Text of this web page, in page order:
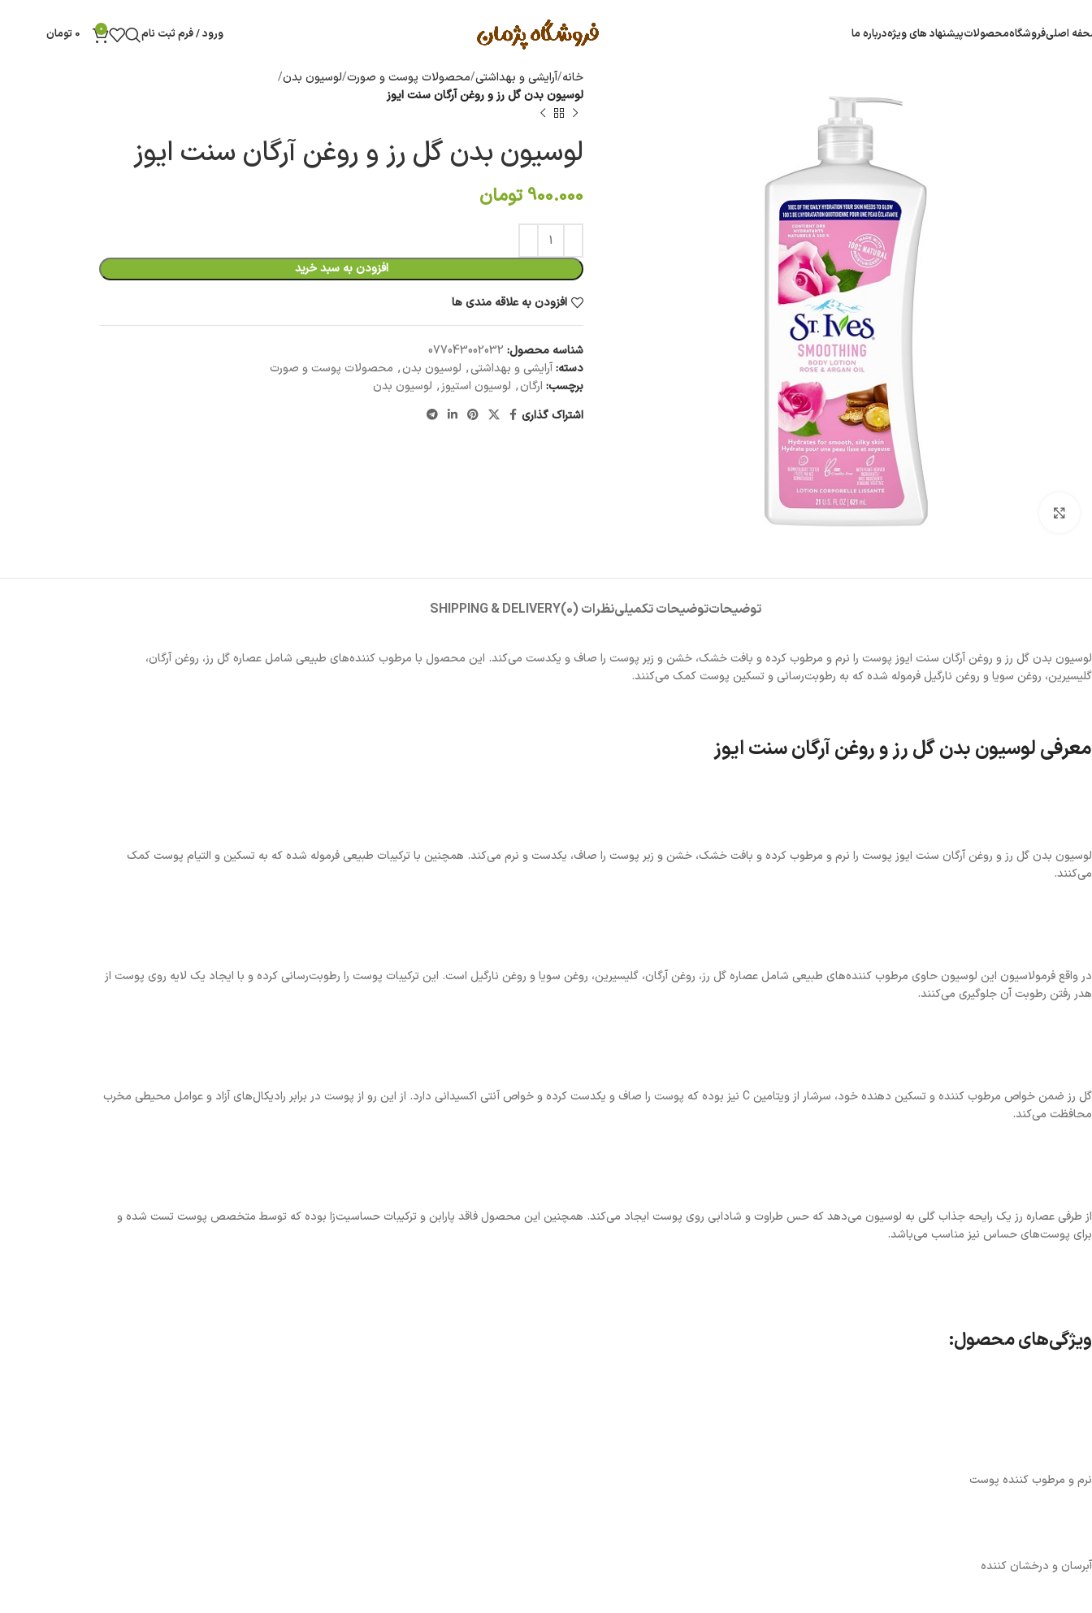
اصلیفروشگاهمحصولات
کیندر
خوراکی
نودل
نودل
تندومی
آدامس
فایو
تریدنت
پیشنهاد های ویژهدرباره ما ورود / فرم ثبت نام 0
0 تومان
خانه آرایشی و بهداشتی محصولات پوست و صورت لوسیون بدن
لوسیون بدن گل رز و روغن آرگان سنت ایوز
لوسیون بدن گل رز و روغن آرگان سنت ایوز
900.000 تومان
افزودن به سبد خرید
افزودن به علاقه مندی ها
شناسه محصول: 077043002032
دسته:آرایشی و بهداشتی, لوسیون بدن, محصولات پوست و صورت
برچسب: ارگان, لوسیون استیوز, لوسیون بدن
اشتراک گذاری
توضیحاتتوضیحات تکمیلینظرات (0) SHIPPING & DELIVERY
لوسیون بدن گل رز و روغن آرگان سنت ایوز پوست را نرم و مرطوب کرده و بافت خشک، خشن و زبر پوست را صاف و یکدست می‌کند. این محصول با مرطوب کننده‌های طبیعی شامل عصاره گل رز، روغن آرگان،
گلیسیرین، روغن سویا و روغن نارگیل فرموله شده که به رطوبت‌رسانی و تسکین پوست کمک می‌کنند.
معرفی لوسیون بدن گل رز و روغن آرگان سنت ایوز
لوسیون بدن گل رز و روغن آرگان سنت ایوز پوست را نرم و مرطوب کرده و بافت خشک، خشن و زبر پوست را صاف، یکدست و نرم می‌کند. همچنین با ترکیبات طبیعی فرموله شده که به تسکین و التیام پوست کمک
می‌کنند.
در واقع فرمولاسیون این لوسیون حاوی مرطوب کننده‌های طبیعی شامل عصاره گل رز، روغن آرگان، گلیسیرین، روغن سویا و روغن نارگیل است. این ترکیبات پوست را رطوبت‌رسانی کرده و با ایجاد یک لایه روی پوست از
هدر رفتن رطوبت آن جلوگیری می‌کنند.
گل رز ضمن خواص مرطوب کننده و تسکین دهنده خود، سرشار از ویتامین C نیز بوده که پوست را صاف و یکدست کرده و خواص آنتی اکسیدانی دارد. از این رو از پوست در برابر رادیکال‌های آزاد و عوامل محیطی مخرب
محافظت می‌کند.
از طرفی عصاره رز یک رایحه جذاب گلی به لوسیون می‌دهد که حس طراوت و شادابی روی پوست ایجاد می‌کند. همچنین این محصول فاقد پارابن و ترکیبات حساسیت‌زا بوده که توسط متخصص پوست تست شده و
برای پوست‌های حساس نیز مناسب می‌باشد.
ویژگی‌های محصول:
نرم و مرطوب کننده پوست
آبرسان و درخشان کننده